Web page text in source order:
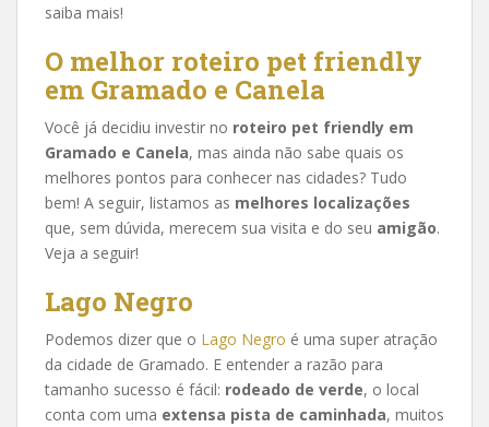
saiba mais!
O melhor roteiro pet friendly
em Gramado e Canela
Você já decidiu investir no roteiro pet friendly em
Gramado e Canela, mas ainda não sabe quais os
melhores pontos para conhecer nas cidades? Tudo
bem! A seguir, listamos as melhores localizações
que, sem dúvida, merecem sua visita e do seu amigão.
Veja a seguir!
Lago Negro
Podemos dizer que o Lago Negro é uma super atração
da cidade de Gramado. E entender a razão para
tamanho sucesso é fácil: rodeado de verde, o local
conta com uma extensa pista de caminhada, muitos